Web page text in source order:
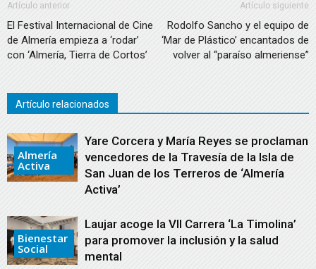
Artículo anterior
El Festival Internacional de Cine
de Almería empieza a ‘rodar’
con ‘Almería, Tierra de Cortos’
Artículo siguiente
Rodolfo Sancho y el equipo de
‘Mar de Plástico’ encantados de
volver al “paraíso almeriense”
Artículo relacionados
Almería
Activa
Yare Corcera y María Reyes se proclaman
vencedores de la Travesía de la Isla de
San Juan de los Terreros de ‘Almería
Activa’
Bienestar
Social
Laujar acoge la VII Carrera ‘La Timolina’
para promover la inclusión y la salud
mental